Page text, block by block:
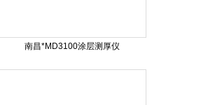
南昌*MD3100涂层测厚仪